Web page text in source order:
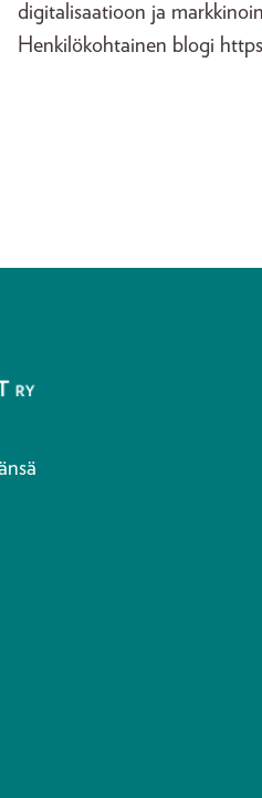
digitalisaatioon ja
Henkilökohtainen blogi
f in